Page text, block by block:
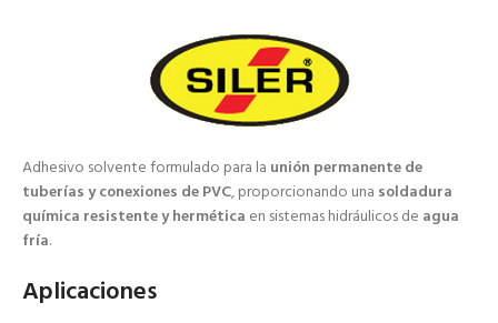
Adhesivo solvente formulado para la unión permanente de
tuberías y conexiones de PVC, proporcionando una soldadura
química resistente y hermética en sistemas hidráulicos de agua
fría.
Aplicaciones